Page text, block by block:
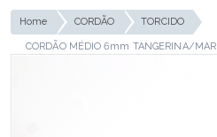
Home CORDÃO TORCIDO
CORDÃO MÉDIO 6mm TANGERINA/